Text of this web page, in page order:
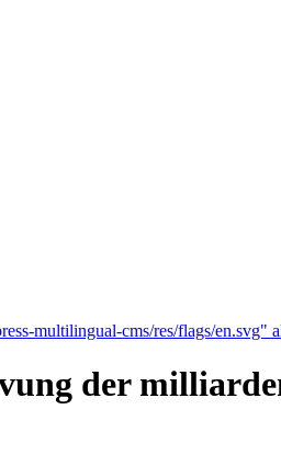
multilingual-cms/res/flags/
der